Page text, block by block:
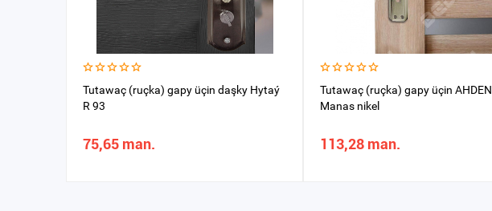
Tutawaç (ruçka) gapy üçin daşky Hytaý
R 93
75,65 man.
Tutawaç (ruçka) gapy üçin AHDEN
Manas nikel
113,28 man.